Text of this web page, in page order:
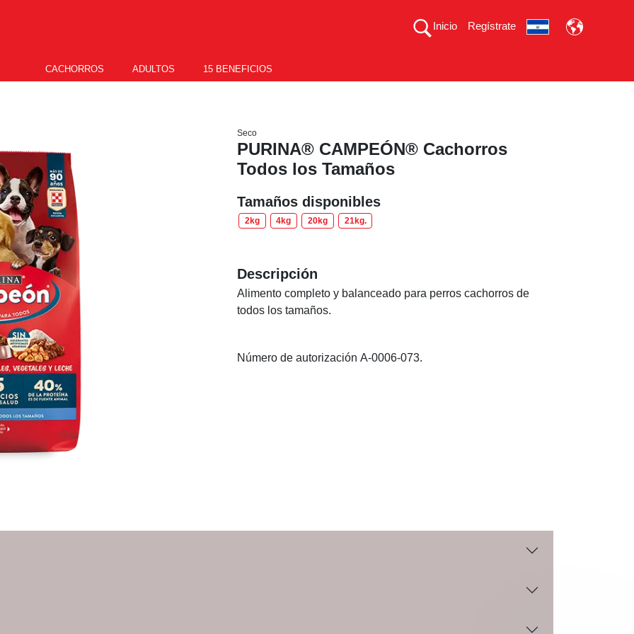
Inicio Regístrate
CACHORROS ADULTOS 15 BENEFICIOS
Seco
PURINA® CAMPEÓN® Cachorros
Todos los Tamaños
Tamaños disponibles
2kg 4kg 20kg 21kg.
Descripción
Alimento completo y balanceado para perros cachorros de
todos los tamaños.
Número de autorización A-0006-073.